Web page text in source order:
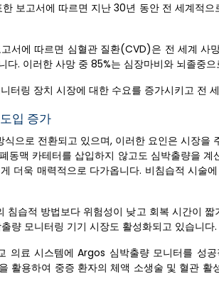
보고서에 따르면 지난 30년 동안 전 세계적
서에 따르면 심혈관 질환(CVD)은 전 세계 사
. 이러한 사망 중 85%는 심장마비와 뇌졸중
터링 장치 시장에 대한 수요를 증가시키고 전
입 증가
으로 전환되고 있으며, 이러한 요인은 시장을
동맥 카테터를 삽입하지 않고도 심박출량을
더욱 매력적으로 다가옵니다. 비침습적 시술
습적 방법보다 위험성이 낮고 회복 시간이
량 모니터링 기기 시장도 활성화되고 있습니다.
의료 시스템에 Argos 심박출량 모니터를 성
활용하여 중증 환자의 체액 소생술 및 혈관 활